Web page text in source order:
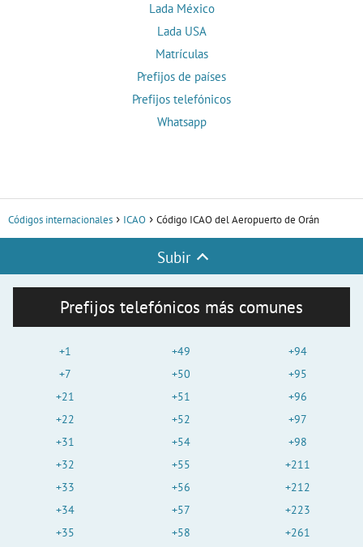
Lada México
Lada USA
Matrículas
Prefijos de países
Prefijos telefónicos
Whatsapp
Códigos internacionales ICAO Código ICAO del Aeropuerto de Orán
Subir
Prefijos telefónicos más comunes
+1
+7
+21
+22
+31
+32
+33
+34
+35
+49
+50
+51
+52
+54
+55
+56
+57
+58
+94
+95
+96
+97
+98
+211
+212
+223
+261